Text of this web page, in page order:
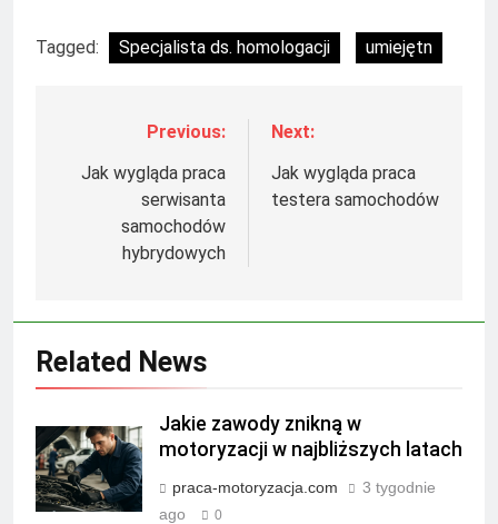
Tagged: Specjalista ds. homologacji umiejętn
Nawigacja
wpisu
Previous:
Jak wygląda praca
serwisanta
samochodów
hybrydowych
Next:
Jak wygląda praca
testera samochodów
Related News
Jakie zawody znikną w
motoryzacji w najbliższych latach
praca-motoryzacja.com
3 tygodnie
ago
0